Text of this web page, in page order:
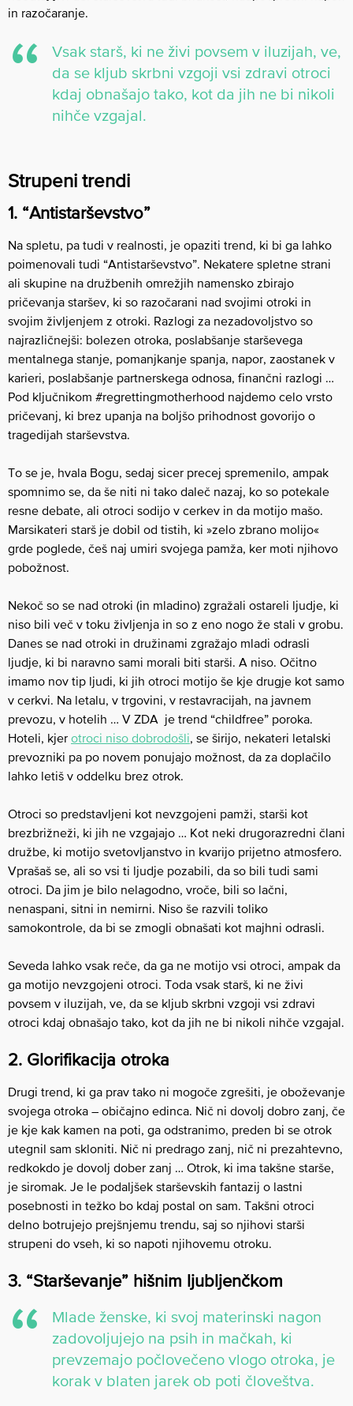
in razočaranje.
Vsak starš, ki ne živi povsem v iluzijah, ve,
da se kljub skrbni vzgoji vsi zdravi otroci
kdaj obnašajo tako, kot da jih ne bi nikoli
nihče vzgajal.
Strupeni trendi
1. “Antistarševstvo”
Na spletu, pa tudi v realnosti, je opaziti trend, ki bi ga lahko
poimenovali tudi “Antistarševstvo”. Nekatere spletne strani
ali skupine na družbenih omrežjih namensko zbirajo
pričevanja staršev, ki so razočarani nad svojimi otroki in
svojim življenjem z otroki. Razlogi za nezadovoljstvo so
najrazličnejši: bolezen otroka, poslabšanje starševega
mentalnega stanje, pomanjkanje spanja, napor, zaostanek v
karieri, poslabšanje partnerskega odnosa, finančni razlogi …
Pod ključnikom #regrettingmotherhood najdemo celo vrsto
pričevanj, ki brez upanja na boljšo prihodnost govorijo o
tragedijah starševstva.
To se je, hvala Bogu, sedaj sicer precej spremenilo, ampak
spomnimo se, da še niti ni tako daleč nazaj, ko so potekale
resne debate, ali otroci sodijo v cerkev in da motijo mašo.
Marsikateri starš je dobil od tistih, ki »zelo zbrano molijo«
grde poglede, češ naj umiri svojega pamža, ker moti njihovo
pobožnost.
Nekoč so se nad otroki (in mladino) zgražali ostareli ljudje, ki
niso bili več v toku življenja in so z eno nogo že stali v grobu.
Danes se nad otroki in družinami zgražajo mladi odrasli
ljudje, ki bi naravno sami morali biti starši. A niso. Očitno
imamo nov tip ljudi, ki jih otroci motijo še kje drugje kot samo
v cerkvi. Na letalu, v trgovini, v restavracijah, na javnem
prevozu, v hotelih … V ZDA je trend “childfree” poroka.
Hoteli, kjer otroci niso dobrodošli, se širijo, nekateri letalski
prevozniki pa po novem ponujajo možnost, da za doplačilo
lahko letiš v oddelku brez otrok.
Otroci so predstavljeni kot nevzgojeni pamži, starši kot
brezbrižneži, ki jih ne vzgajajo … Kot neki drugorazredni člani
družbe, ki motijo svetovljanstvo in kvarijo prijetno atmosfero.
Vprašaš se, ali so vsi ti ljudje pozabili, da so bili tudi sami
otroci. Da jim je bilo nelagodno, vroče, bili so lačni,
nenaspani, sitni in nemirni. Niso še razvili toliko
samokontrole, da bi se zmogli obnašati kot majhni odrasli.
Seveda lahko vsak reče, da ga ne motijo vsi otroci, ampak da
ga motijo nevzgojeni otroci. Toda vsak starš, ki ne živi
povsem v iluzijah, ve, da se kljub skrbni vzgoji vsi zdravi
otroci kdaj obnašajo tako, kot da jih ne bi nikoli nihče vzgajal.
2. Glorifikacija otroka
Drugi trend, ki ga prav tako ni mogoče zgrešiti, je oboževanje
svojega otroka – običajno edinca. Nič ni dovolj dobro zanj, če
je kje kak kamen na poti, ga odstranimo, preden bi se otrok
utegnil sam skloniti. Nič ni predrago zanj, nič ni prezahtevno,
redkokdo je dovolj dober zanj … Otrok, ki ima takšne starše,
je siromak. Je le podaljšek starševskih fantazij o lastni
posebnosti in težko bo kdaj postal on sam. Takšni otroci
delno botrujejo prejšnjemu trendu, saj so njihovi starši
strupeni do vseh, ki so napoti njihovemu otroku.
3. “Starševanje” hišnim ljubljenčkom
Mlade ženske, ki svoj materinski nagon
zadovoljujejo na psih in mačkah, ki
prevzemajo počlovečeno vlogo otroka, je
korak v blaten jarek ob poti človeštva.